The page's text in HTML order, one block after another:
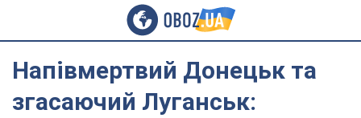
Напівмертвий Донецьк та
згасаючий Луганськ: